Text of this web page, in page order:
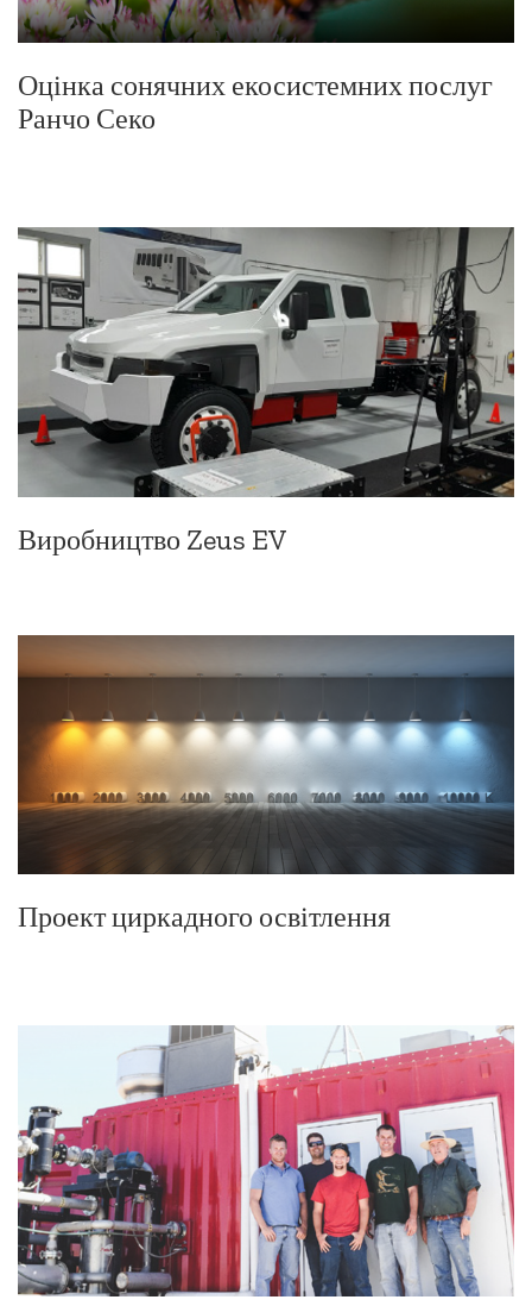
Оцінка сонячних екосистемних послуг
Ранчо Секо
Виробництво Zeus EV
Проект циркадного освітлення